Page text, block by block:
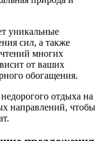
уникальные
сил, а также
многих
от ваших
обогащения.
отдыха на
направлений, чтобы